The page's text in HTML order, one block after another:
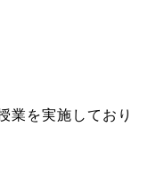
業を実施しており